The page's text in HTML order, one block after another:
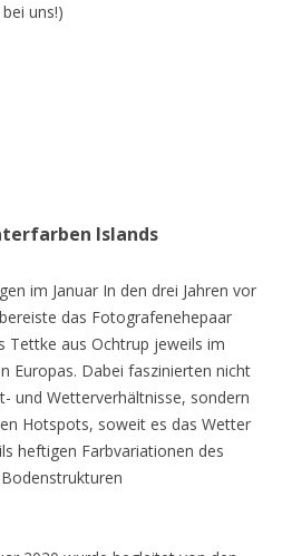
uns!)
Islands
im Januar In den drei Jahren vor
das Fotografenehepaar
Tettke aus Ochtrup jeweils im
Europas. Dabei faszinierten nicht
und Wetterverhältnisse, sondern
Hotspots, soweit es das Wetter
heftigen Farbvariationen des